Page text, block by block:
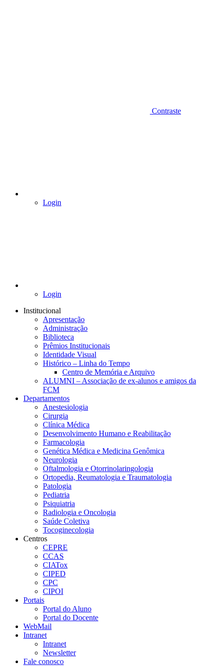
Contraste
Login
Login
Institucional
Apresentação
Administração
Biblioteca
Prêmios Institucionais
Identidade Visual
Histórico – Linha do Tempo
Centro de Memória e Arquivo
ALUMNI – Associação de ex-alunos e amigos da
FCM
Departamentos
Anestesiologia
Cirurgia
Clínica Médica
Desenvolvimento Humano e Reabilitação
Farmacologia
Genética Médica e Medicina Genômica
Neurologia
Oftalmologia e Otorrinolaringologia
Ortopedia, Reumatologia e Traumatologia
Patologia
Pediatria
Psiquiatria
Radiologia e Oncologia
Saúde Coletiva
Tocoginecologia
Centros
CEPRE
CCAS
CIATox
CIPED
CPC
CIPOI
Portais
Portal do Aluno
Portal do Docente
WebMail
Intranet
Intranet
Newsletter
Fale conosco